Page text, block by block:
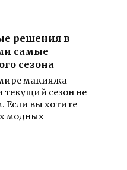
решения в
самые
сезона
макияжа
текущий сезон не
Если вы хотите
модных